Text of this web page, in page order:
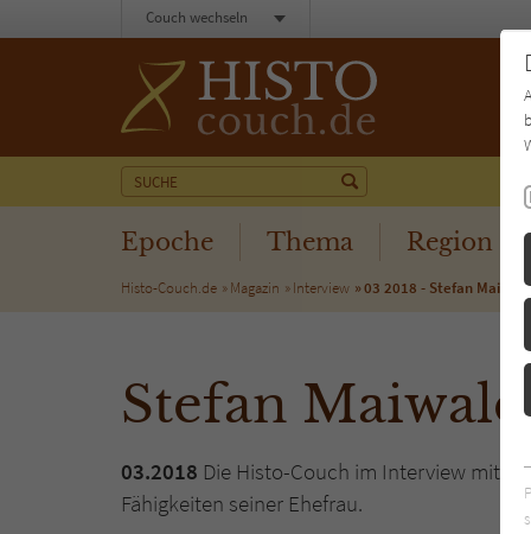
Epoche Thema Region
Couch wechseln
Histo-Couch.de Magazin Interview 03 2018 - Stefan
Stefan Maiwald
03.2018 Die Histo-Couch im Interview mit
Fähigkeiten seiner Ehefrau.